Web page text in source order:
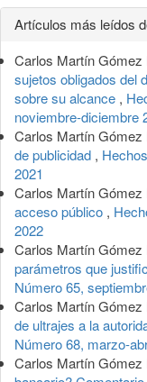
Detalles
del
artículo
Artículos más leídos
Carlos Martín Gómez
sujetos obligados del
sobre su alcance ,
noviembre-diciembre
Carlos Martín Gómez
de publicidad ,
2021
Carlos Martín Gómez
acceso público ,
2022
Carlos Martín Gómez
parámetros que
Número 65,
Carlos Martín Gómez
de ultrajes a la
Número 68, marzo-
Carlos Martín Gómez